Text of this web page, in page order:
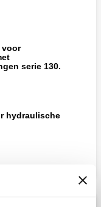
voor
serie 130.
hydraulische